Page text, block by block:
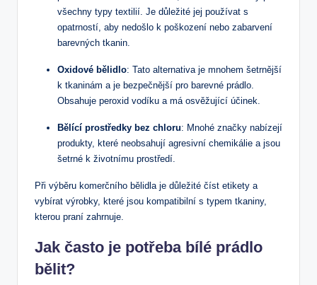
všechny typy textilií. Je důležité jej používat s
opatrností, aby nedošlo k poškození nebo zabarvení
barevných tkanin.
Oxidové bělidlo: Tato alternativa je mnohem šetrnější
k tkaninám a je bezpečnější pro barevné prádlo.
Obsahuje peroxid vodíku a má osvěžující účinek.
Bělící prostředky bez chloru: Mnohé značky nabízejí
produkty, které neobsahují agresivní chemikálie a jsou
šetrné k životnímu prostředí.
Při výběru komerčního bělidla je důležité číst etikety a
vybírat výrobky, které jsou kompatibilní s typem tkaniny,
kterou praní zahrnuje.
Jak často je potřeba bílé prádlo
bělit?